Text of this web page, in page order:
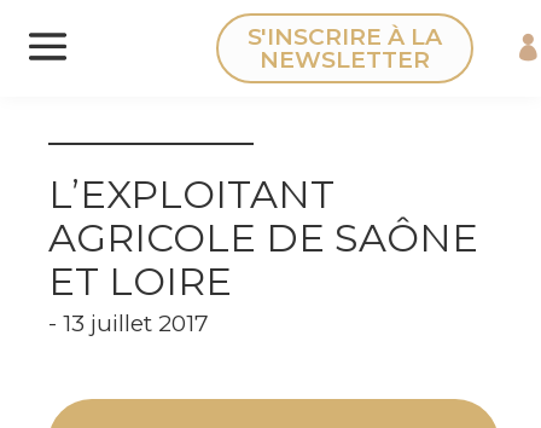
Panneau de gestion des cookies
S'INSCRIRE À LA
NEWSLETTER
L’EXPLOITANT
AGRICOLE DE SAÔNE
ET LOIRE
- 13 juillet 2017